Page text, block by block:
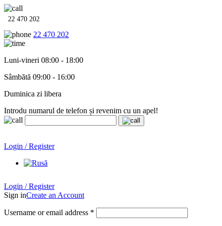
22 470 202
22 470 202
Luni-vineri 08:00 - 18:00
Sâmbătă 09:00 - 16:00
Duminica zi libera
Introdu numarul de telefon și revenim cu un apel!
Login / Register
Login / Register
Sign inCreate an Account
Username or email address *